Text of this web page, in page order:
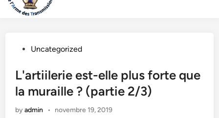
PostedUncategorized
L'artiilerie est-elle plus forte que
la muraille ? (partie 2/3)
byadmin • novembre 19, 2019